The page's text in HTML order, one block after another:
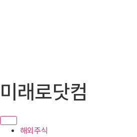
텐
로
미래로닷컴
해외주식